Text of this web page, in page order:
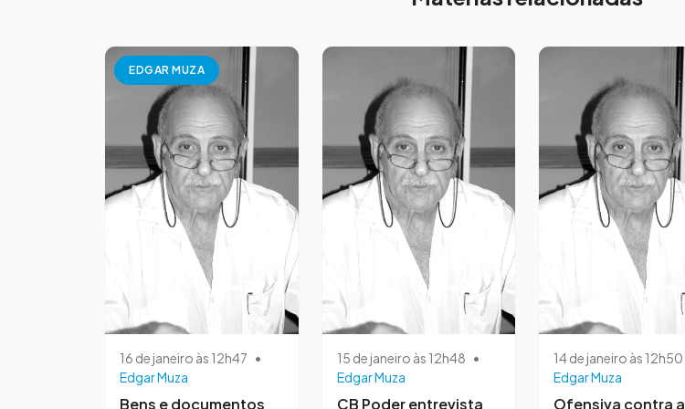
EDGAR MUZA
16 de janeiro às 12h47 •
Edgar Muza
Bens e documentos
15 de janeiro às 12h48 •
Edgar Muza
CB Poder entrevista
14 de janeiro às 12h50
Edgar Muza
Ofensiva contra a